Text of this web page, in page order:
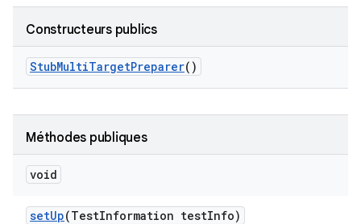
Constructeurs publics
StubMultiTargetPreparer()
Méthodes publiques
void
setUp(TestInformation testInfo)